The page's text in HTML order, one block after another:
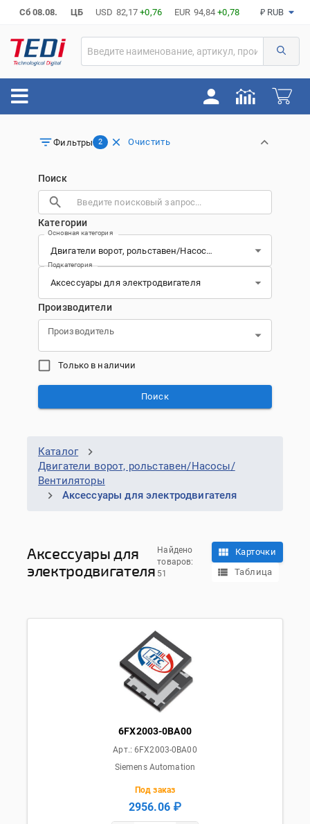
Сб 08.08. ЦБ USD 82,17 +0,76 EUR 94,84 +0,78 ₽ RUB
Фильтры 2 Очистить
Поиск
Категории
Основная категория
Подкатегория
Производители
Производитель
Только в наличии
Поиск
Каталог
Двигатели ворот, рольставен/Насосы/
Вентиляторы
Аксессуары для электродвигателя
Аксессуары для
электродвигателя
Найдено
товаров:
51
Карточки
Таблица
6FX2003-0BA00
Арт.:6FX2003-0BA00
Siemens Automation
Под заказ
2956.06 ₽